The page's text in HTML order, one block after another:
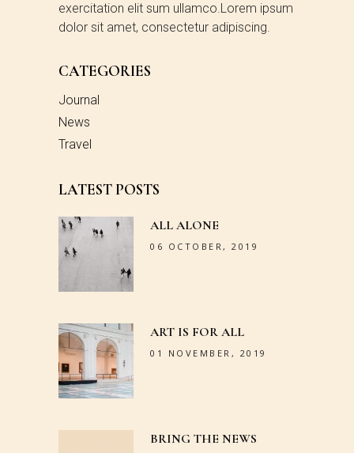
exercitation elit sum ullamco.Lorem ipsum
dolor sit amet, consectetur adipiscing.
CATEGORIES
Journal
News
Travel
LATEST POSTS
ALL ALONE
06 OCTOBER, 2019
ART IS FOR ALL
01 NOVEMBER, 2019
BRING THE NEWS